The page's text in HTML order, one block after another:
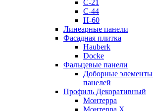
С-21
С-44
Н-60
Линеарные панели
Фасадная плитка
Hauberk
Docke
Фальцевые панели
Доборные
панелей
Профиль Декоративный
Монтерра
Монтерра X